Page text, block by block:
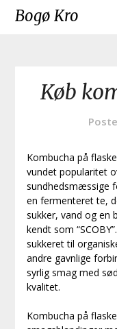
SkipBogø Kro
Køb
Kombucha på
vundet popularitet
sundhedsmæssige
en fermenteret te,
sukker, vand og en
kendt som
sukkeret til
andre gavnlige
syrlig smag med
kvalitet.
Kombucha på